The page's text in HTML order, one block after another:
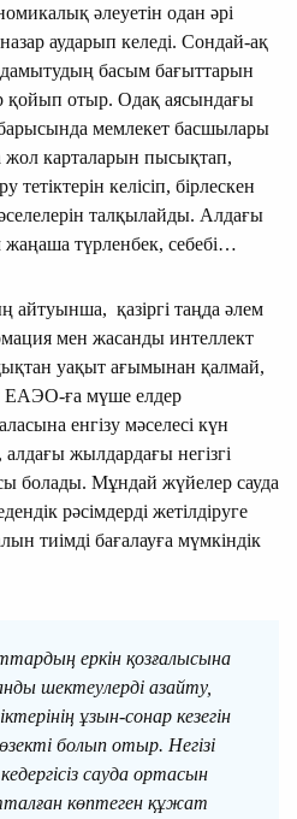
әлеуетін одан әрі
аударып келеді. Сондай-ақ
дамытудың басым бағыттарын
қойып отыр. Одақ аясындағы
мемлекет басшылары
жол карталарын пысықтап,
келісіп, бірлескен
талқылайды. Алдағы
түрленбек, себебі…
қазіргі таңда әлем
мен жасанды интеллект
уақыт ағымынан қалмай,
ЕАЭО-ға мүше елдер
енгізу мәселесі күн
жылдардағы негізгі
болады. Мұндай жүйелер сауда
рәсімдерді жетілдіруге
тиімді бағалауға мүмкіндік
еркін қозғалысына
шектеулерді азайту,
ұзын-сонар кезегін
болып отыр. Негізі
сауда ортасын
көптеген құжат